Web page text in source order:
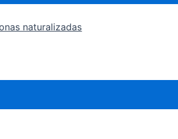
naturalizadas